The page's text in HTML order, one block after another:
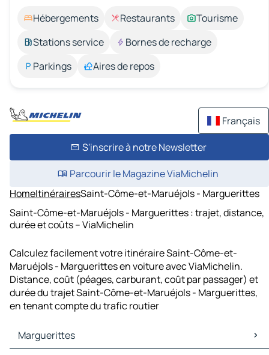
Hébergements Restaurants
Tourisme
Stations service
Bornes de recharge
Parkings
Aires de repos
Français
S'inscrire à notre Newsletter
Parcourir le Magazine ViaMichelin
HomeItinérairesSaint-Côme-et-Maruéjols - Marguerittes
Saint-Côme-et-Maruéjols - Marguerittes : trajet, distance,
durée et coûts – ViaMichelin
Calculez facilement votre itinéraire Saint-Côme-et-
Maruéjols - Marguerittes en voiture avec ViaMichelin.
Distance, coût (péages, carburant, coût par passager) et
durée du trajet Saint-Côme-et-Maruéjols - Marguerittes,
en tenant compte du trafic routier
Marguerittes